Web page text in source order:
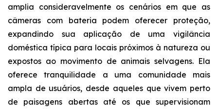
amplia consideravelmente os cenários em que as
câmeras com bateria podem oferecer proteção,
expandindo sua aplicação de uma vigilância
doméstica típica para locais próximos à natureza ou
expostos ao movimento de animais selvagens. Ela
oferece tranquilidade a uma comunidade mais
ampla de usuários, desde aqueles que vivem perto
de paisagens abertas até os que supervisionam